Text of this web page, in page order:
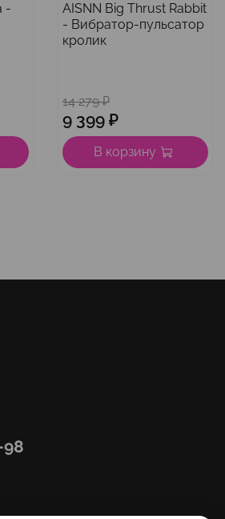
-
AISNN Big Thrust Rabbit
- Вибратор-пульсатор
кролик
14 279 ₽
9 399 ₽
В корзину
98